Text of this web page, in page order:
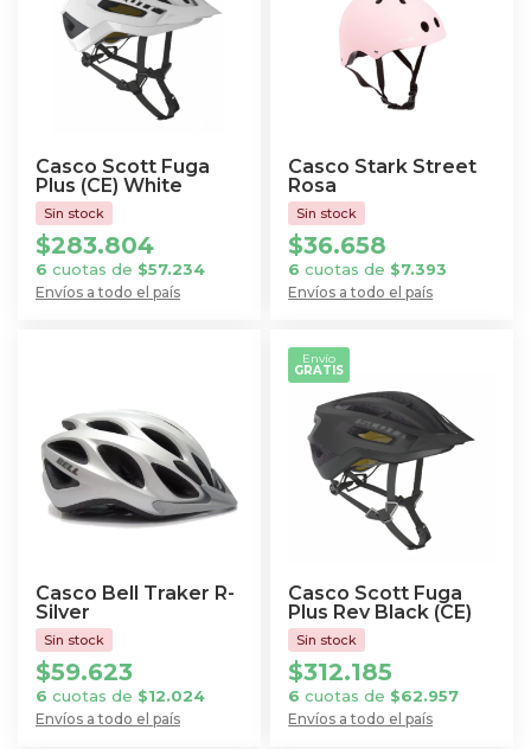
Casco Scott Fuga
Plus (CE) White
Envíos a todo el país
$283.804
6 cuotas de $57.234
variantes.
Las
opciones
se
elegir
en
la
página
de
producto
Casco Stark Street
Rosa
Envíos a todo el país
$36.658
6 cuotas de $7.393
producto
tiene
múltiples
variantes.
Las
opciones
elegir
en
la
página
de
producto
Casco Bell Traker R-
Silver
Envíos a todo el país
$59.623
6 cuotas de $12.024
Casco Scott Fuga
Plus Rev Black (CE)
Envío
GRATIS
Envíos a todo el país
$312.185
6 cuotas de $62.957